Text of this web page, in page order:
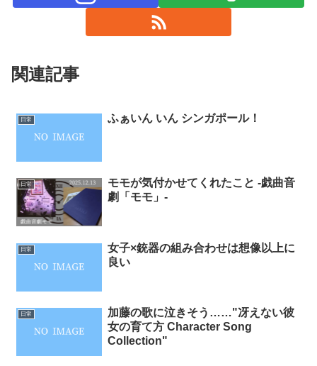
関連記事
日常 ふぁいん いん シンガポール！
日常
モモが気付かせてくれたこと -戯曲音
劇「モモ」-
日常
女子×銃器の組み合わせは想像以上に
良い
日常
加藤の歌に泣きそう……"冴えない彼
女の育て方 Character Song
Collection"